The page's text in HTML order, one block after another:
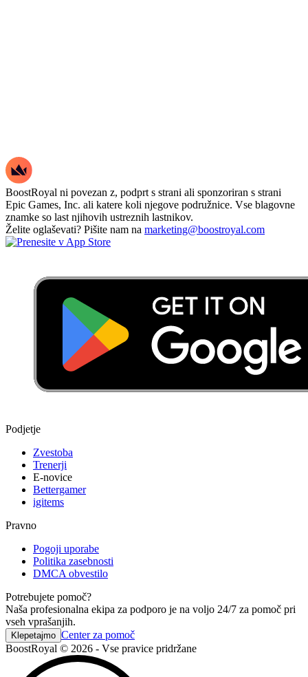
BoostRoyal ni povezan z, podprt s strani ali sponzoriran s strani
Epic Games, Inc. ali katere koli njegove podružnice. Vse blagovne
znamke so last njihovih ustreznih lastnikov.
Želite oglaševati? Pišite nam na marketing@boostroyal.com
Podjetje
Zvestoba
Trenerji
E-novice
Bettergamer
igitems
Pravno
Pogoji uporabe
Politika zasebnosti
DMCA obvestilo
Potrebujete pomoč?
Naša profesionalna ekipa za podporo je na voljo 24/7 za pomoč pri
vseh vprašanjih.
Klepetajmo Center za pomoč
BoostRoyal © 2026 - Vse pravice pridržane